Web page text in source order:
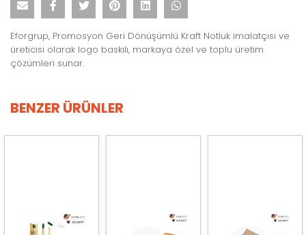
Eforgrup, Promosyon Geri Dönüşümlü Kraft Notluk imalatçısı ve
üreticisi olarak logo baskılı, markaya özel ve toplu üretim
çözümleri sunar.
BENZER ÜRÜNLER